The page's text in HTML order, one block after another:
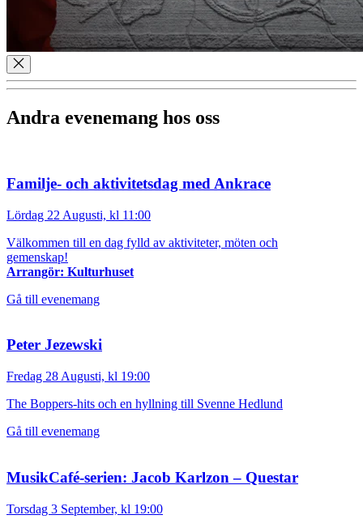
Andra evenemang hos oss
Familje- och aktivitetsdag med Ankrace
Lördag 22 Augusti, kl 11:00
Välkommen till en dag fylld av aktiviteter, möten och
gemenskap!
Arrangör: Kulturhuset
Gå till evenemang
Peter Jezewski
Fredag 28 Augusti, kl 19:00
The Boppers-hits och en hyllning till Svenne Hedlund
Gå till evenemang
MusikCafé-serien: Jacob Karlzon – Questar
Torsdag 3 September, kl 19:00